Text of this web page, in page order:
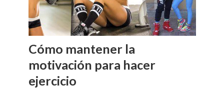
Cómo mantener la
motivación para hacer
ejercicio